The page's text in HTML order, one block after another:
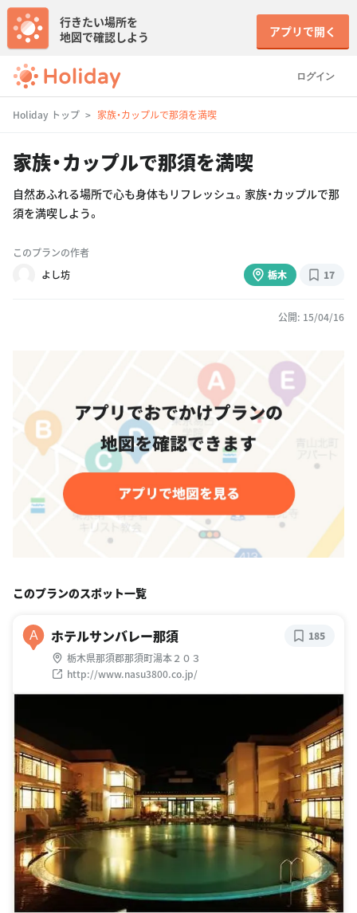
ログイン
行きたい場所を
地図で確認しよう
アプリで開く
Holiday トップ 家族・カップルで那須を満喫
家族・カップルで那須を満喫
自然あふれる場所で心も身体もリフレッシュ。家族・カップルで那
須を満喫しよう。
このプランの作者
よし坊
栃木 17
公開: 15/04/16
このプランのスポット一覧
A ホテルサンバレー那須
栃木県那須郡那須町湯本２０３
http://www.nasu3800.co.jp/
185